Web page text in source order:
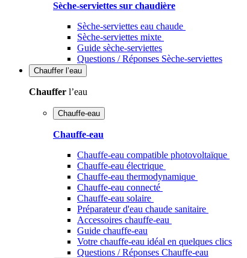
Sèche-serviettes sur chaudière
Sèche-serviettes eau chaude
Sèche-serviettes mixte
Guide sèche-serviettes
Questions / Réponses Sèche-serviettes
Chauffer l’eau
Chauffer l’eau
Chauffe-eau
Chauffe-eau
Chauffe-eau compatible photovoltaïque
Chauffe-eau électrique
Chauffe-eau thermodynamique
Chauffe-eau connecté
Chauffe-eau solaire
Préparateur d'eau chaude sanitaire
Accessoires chauffe-eau
Guide chauffe-eau
Votre chauffe-eau idéal en quelques clics
Questions / Réponses Chauffe-eau